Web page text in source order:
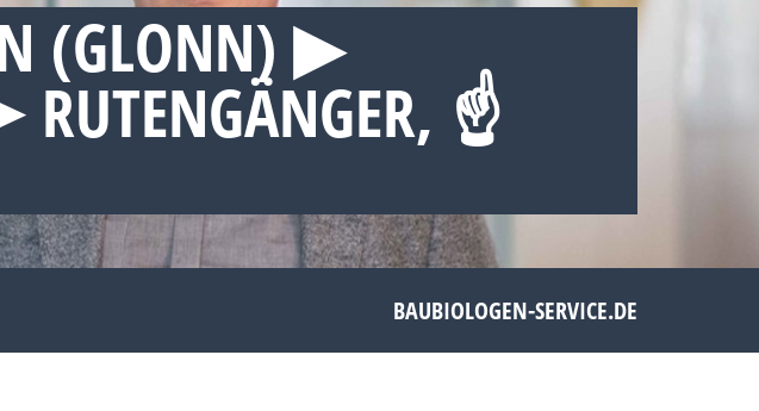
(GLONN) ▶︎
RUTENGÄNGER, ☝
BAUBIOLOGEN-SERVICE.DE